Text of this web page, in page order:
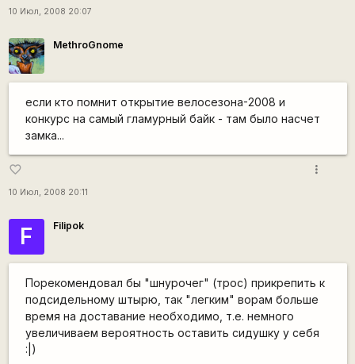
10 Июл, 2008 20:07
MethroGnome
если кто помнит открытие велосезона-2008 и
конкурс на самый гламурный байк - там было насчет
замка...
favorite_border
10 Июл, 2008 20:11
more_vert
F Filipok
Порекомендовал бы "шнурочег" (трос) прикрепить к
подсидельному штырю, так "легким" ворам больше
время на доставание необходимо, т.е. немного
увеличиваем вероятность оставить сидушку у себя
:|)